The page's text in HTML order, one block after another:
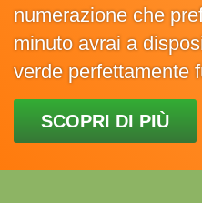
numerazione che
minuto avrai a
verde perfettamente
SCOPRI DI PIÙ